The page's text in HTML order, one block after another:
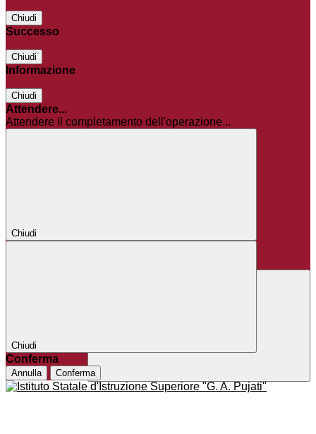
Chiudi
Successo
Chiudi
Informazione
Chiudi
Attendere...
Attendere il completamento dell'operazione...
Chiudi
Chiudi
Conferma
Annulla Conferma